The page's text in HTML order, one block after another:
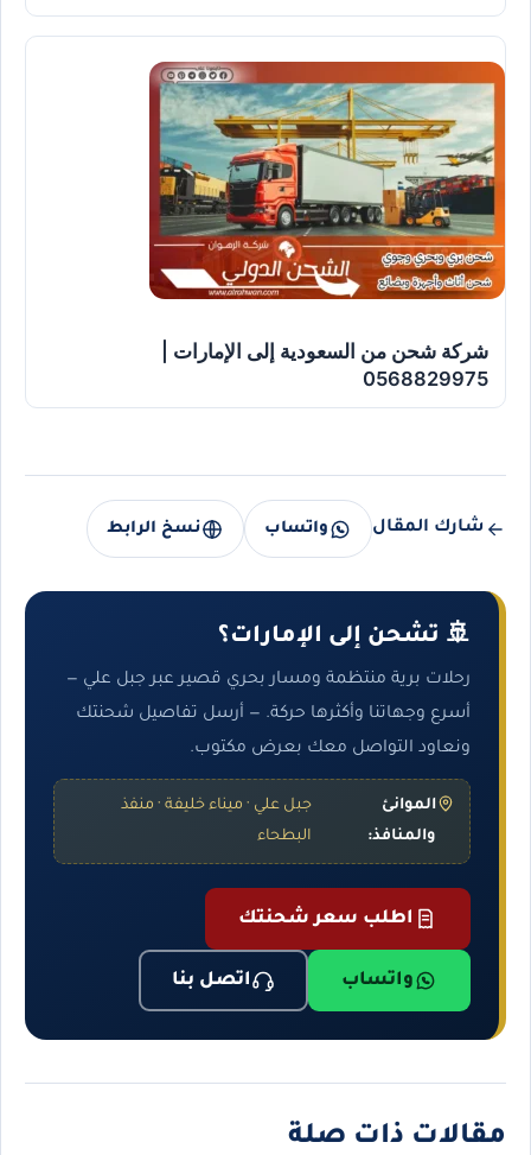
شركة شحن من السعودية إلى الإمارات |
0568829975
شارك المقال واتساب نسخ الرابط
🚢 تشحن إلى الإمارات؟
رحلات برية منتظمة ومسار بحري قصير عبر جبل علي —
أسرع وجهاتنا وأكثرها حركة. — أرسل تفاصيل شحنتك
ونعاود التواصل معك بعرض مكتوب.
الموانئ
والمنافذ:
جبل علي · ميناء خليفة · منفذ
البطحاء
اطلب سعر شحنتك
واتساب اتصل بنا
مقالات ذات صلة